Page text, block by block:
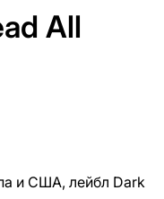
All
и США, лейбл Dark